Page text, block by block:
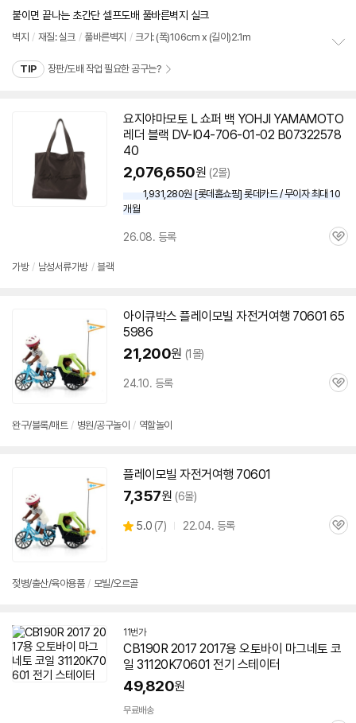
견
점
리
뷰
붙이면 끝나는 초간단 셀프도배 풀바른벽지 실크
벽지 / 재질: 실크 / 풀바른벽지 / 크기: (폭)106cm x (길이)2.1m
기
TIP 장판/도배 작업 필요한 공구는?
요지야마모토 L 쇼퍼 백 YOHJI YAMAMOTO
레더 블랙 DV-I04-706-01-02 B07322578
40
2,076,650원 (2몰)
1,931,280원 [롯데홈쇼핑] 롯데카드 / 무이자 최대 10
개월
26.08. 등록
관
가방 / 남성서류가방 / 블랙
아이큐박스 플레이모빌 자전거여행 70601 65
5986
21,200원 (1몰)
24.10. 등록
관
완구/블록/매트 / 병원/공구놀이 / 역할놀이
플레이모빌 자전거여행 70601
7,357원 (6몰)
별
5.0 (상
7) 22.04. 등록
관
젖병/출산/육아용품 / 모빌/오르골
11번가
CB190R 2017 2017용 오토바이 마그네토 코
일 31120K70601 전기 스테이터
49,820원
무료배송